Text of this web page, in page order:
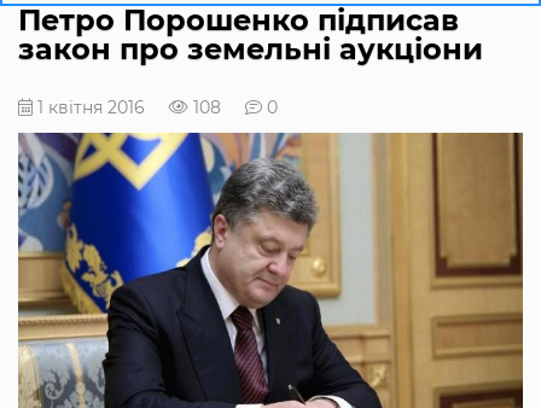
Петро Порошенко підписав
закон про земельні аукціони
1 квітня 2016 108 0